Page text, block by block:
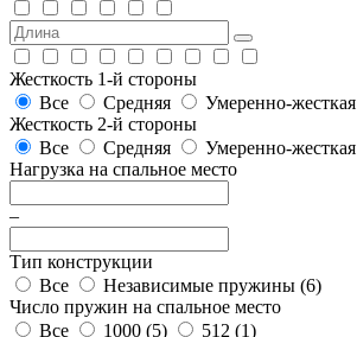
Жесткость 1-й стороны
Все
Средняя Умеренно-жесткая
Жесткость 2-й стороны
Все
Средняя Умеренно-жесткая
Нагрузка на спальное место
–
Тип конструкции
Все
Независимые пружины (6)
Число пружин на спальное место
Все
1000 (5) 512 (1)